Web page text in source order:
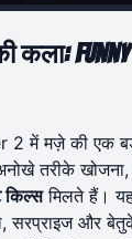
कला:
2 में मज़े की एक
तरीके
मिलते हैं।
सरप्राइज और